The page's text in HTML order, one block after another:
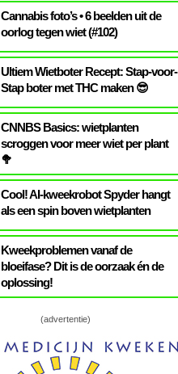
Cannabis foto’s • 6 beelden uit de
oorlog tegen wiet (#102)
Ultiem Wietboter Recept: Stap-voor-
Stap boter met THC maken 😎
CNNBS Basics: wietplanten
scroggen voor meer wiet per plant
🥦
Cool! AI-kweekrobot Spyder hangt
als een spin boven wietplanten
Kweekproblemen vanaf de
bloeifase? Dit is de oorzaak én de
oplossing!
(advertentie)